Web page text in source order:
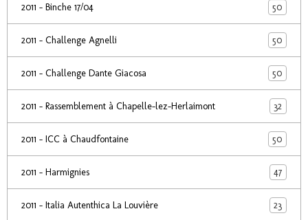
2011 - Binche 17/04 50
2011 - Challenge Agnelli 50
2011 - Challenge Dante Giacosa 50
2011 - Rassemblement à Chapelle-lez-Herlaimont 32
2011 - ICC à Chaudfontaine 50
2011 - Harmignies 47
2011 - Italia Autenthica La Louvière 23